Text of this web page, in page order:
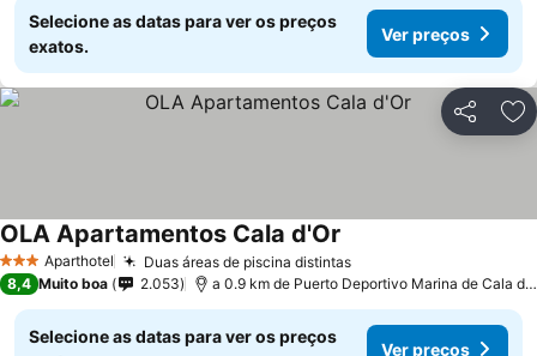
Selecione as datas para ver os preços
exatos.
Ver preços
Partilhar
3 EstrelasAparthotel Duas áreas de piscina distintas
OLA Apartamentos Cala d'Or
8,4 Muito boa 2.053 a 0.9 km de Puerto Deportivo Marina de Cala d'Or
Selecione as datas para ver os preços
Ver preços